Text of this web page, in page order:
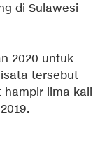
di Sulawesi
2020 untuk
tersebut
hampir lima kali